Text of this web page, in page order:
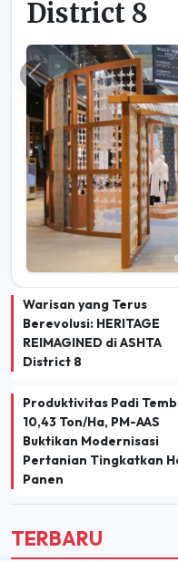
Previous
Warisan yang Terus
Berevolusi: HERITAGE
REIMAGINED di ASHTA
District 8
Produktivitas Padi
Buktikan Modernisasi
Pertanian Tingkatkan
Panen
TERBARU